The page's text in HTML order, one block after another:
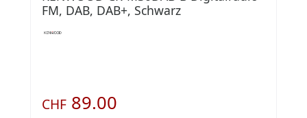
FM, DAB, DAB+, Schwarz
CHF 89.00